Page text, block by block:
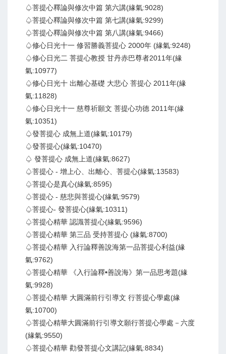
♤菩提心釋論與修次中篇 第六講(緣氣:9028)
♤菩提心釋論與修次中篇 第七講(緣氣:9299)
♤菩提心釋論與修次中篇 第八講(緣氣:9466)
♤修心日光十一 修習勝義菩提心 2000年 (緣氣:9248)
♤修心日光二 菩提心教授 甘丹赤巴尊者2011年(緣
氣:10977)
♤修心日光十 出離心基礎 大悲心 菩提心 2011年(緣
氣:11828)
♤修心日光十一 慈尊祈願文 菩提心功德 2011年(緣
氣:10351)
♤發菩提心 成無上道(緣氣:10179)
♤發菩提心(緣氣:10470)
♤ 發菩提心 成無上道(緣氣:8627)
♤菩提心 - 增上心、出離心、菩提心(緣氣:13583)
♤菩提心是真心(緣氣:8595)
♤菩提心 - 慈悲與菩提心(緣氣:9579)
♤菩提心- 發菩提心(緣氣:10311)
♤菩提心精華 認識菩提心(緣氣:9596)
♤菩提心精華 第三品 受持菩提心 (緣氣:8700)
♤菩提心精華 入行論釋善說海第一品菩提心利益(緣
氣:9762)
♤菩提心精華 《入行論釋•善說海》第一品思考題(緣
氣:9928)
♤菩提心精華 大圓滿前行引導文 行菩提心學處(緣
氣:10700)
♤菩提心精華大圓滿前行引導文願行菩提心學處－六度
(緣氣:9550)
♤菩提心精華 勸發菩提心文講記(緣氣:8834)